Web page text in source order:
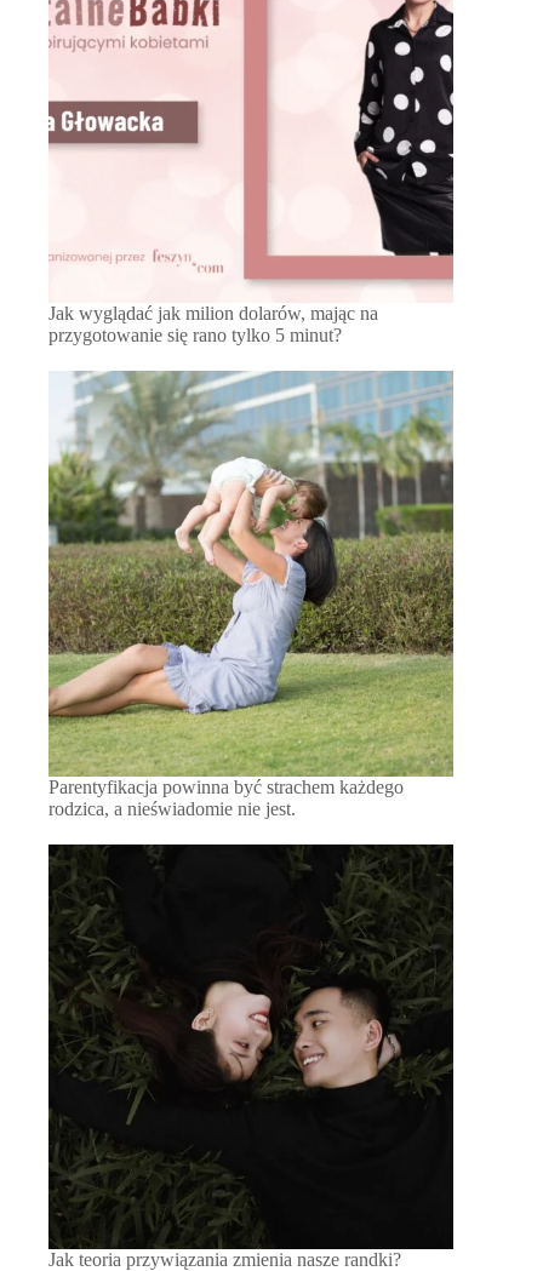
Jak wyglądać jak milion dolarów, mając na
przygotowanie się rano tylko 5 minut?
Parentyfikacja powinna być strachem każdego
rodzica, a nieświadomie nie jest.
Jak teoria przywiązania zmienia nasze randki?